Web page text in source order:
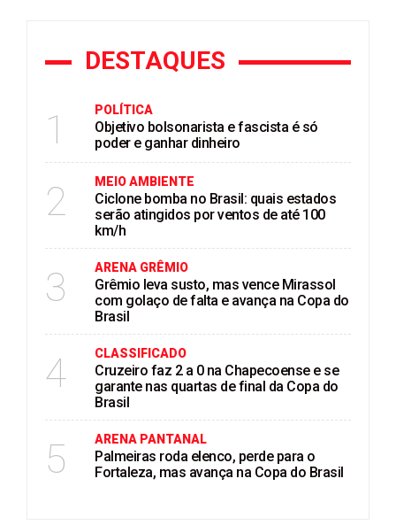
DESTAQUES
1 POLÍTICA
Objetivo bolsonarista e fascista é só
poder e ganhar dinheiro
2 MEIO AMBIENTE
Ciclone bomba no Brasil: quais estados
serão atingidos por ventos de até 100
km/h
3 ARENA GRÊMIO
Grêmio leva susto, mas vence Mirassol
com golaço de falta e avança na Copa do
Brasil
4 CLASSIFICADO
Cruzeiro faz 2 a 0 na Chapecoense e se
garante nas quartas de final da Copa do
Brasil
5 ARENA PANTANAL
Palmeiras roda elenco, perde para o
Fortaleza, mas avança na Copa do Brasil